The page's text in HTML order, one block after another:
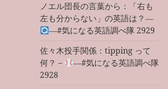
ノエル団長の言葉から：「右も
左も分からない」の英語は？―
―#気になる英語調べ隊 2929
佐々木投手関係：tipping って
何？－
―#気になる英語調べ隊
2928